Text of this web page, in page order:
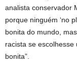
analista conservador
porque ninguém ‘no
bonita do mundo,
racista se escolhesse
bonita”.